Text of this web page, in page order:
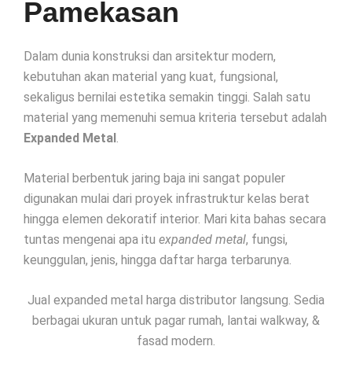
Pamekasan
Dalam dunia konstruksi dan arsitektur modern,
kebutuhan akan material yang kuat, fungsional,
sekaligus bernilai estetika semakin tinggi. Salah satu
material yang memenuhi semua kriteria tersebut adalah
Expanded Metal.
Material berbentuk jaring baja ini sangat populer
digunakan mulai dari proyek infrastruktur kelas berat
hingga elemen dekoratif interior. Mari kita bahas secara
tuntas mengenai apa itu expanded metal, fungsi,
keunggulan, jenis, hingga daftar harga terbarunya.
Jual expanded metal harga distributor langsung. Sedia
berbagai ukuran untuk pagar rumah, lantai walkway, &
fasad modern.